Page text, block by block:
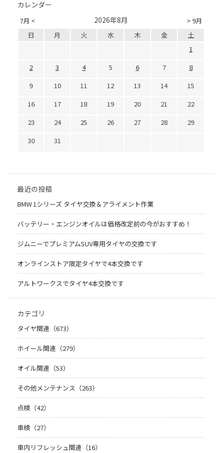
カレンダー
7月 < > 9月
2026年8月
日 月 火 水 木 金
土
1
2
3 4 5 6 7
8
9
10 11 12 13 14
15
16
17 18 19 20 21
22
23
24 25 26 27 28
29
30
31
最近の投稿
BMW 1シリーズ タイヤ交換＆アライメント作業
バッテリー・エンジンオイルは価格改定前の今がおすすめ！
ジムニーでプレミアムSUV専用タイヤの交換です
オンラインストア限定タイヤで4本交換です
アルトワークスでタイヤ4本交換です
カテゴリ
タイヤ関連（673）
ホイール関連（279）
オイル関連（53）
その他メンテナンス（263）
点検（42）
車検（27）
車内リフレッシュ関連（16）